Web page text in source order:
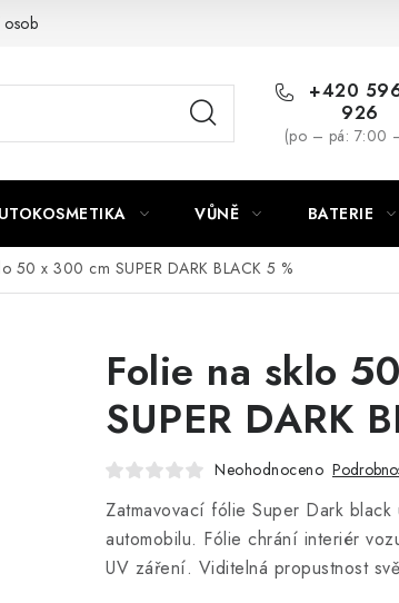
údajů
+420
926
(po – pá: 7:00
VŮNĚ BATERIE
50 x 300 cm SUPER DARK BLACK 5 %
Folie na sklo
SUPER DARK
Neohodnoceno
Zatmavovací fólie Super Dark
automobilu. Fólie chrání interiér
UV záření. Viditelná propustnost